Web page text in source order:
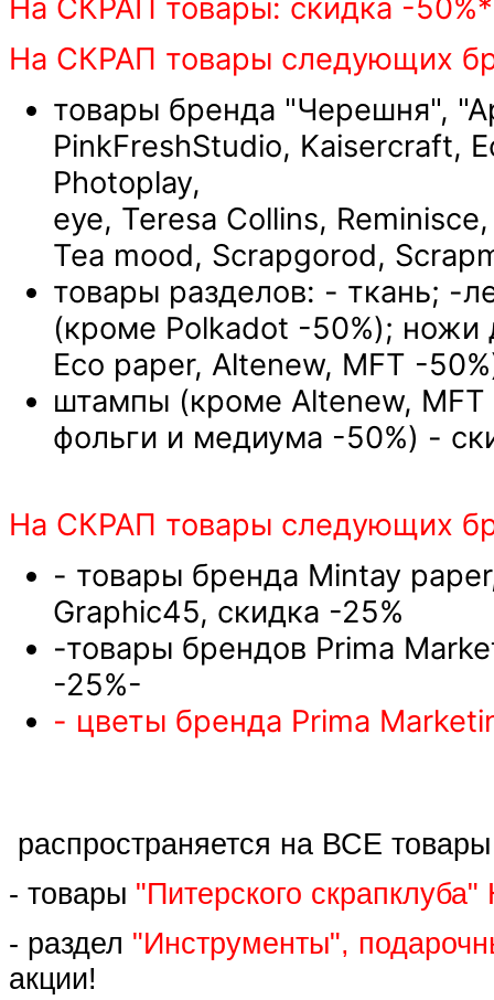
На СКРАП товары: скидка -
На СКРАП товары следующих
товары бренда "Черешня",
PinkFreshStudio, Kaisercraft,
Photoplay, Mr.
eye, Teresa Collins,
Tea mood, Scrapgorod,
товары разделов: - ткань; -
(кроме Polkadot -50%);
Eco paper, Altenew, MFT -
штампы (кроме Altenew,
фольги и медиума -50%) -
На СКРАП товары следующих
- товары бренда Mintay
Graphic45, скидка -25%
-товары брендов Prima
-25%-
- цветы бренда Prima
распространяется на ВСЕ
- товары "Питерского
- раздел "Инструменты",
акции!